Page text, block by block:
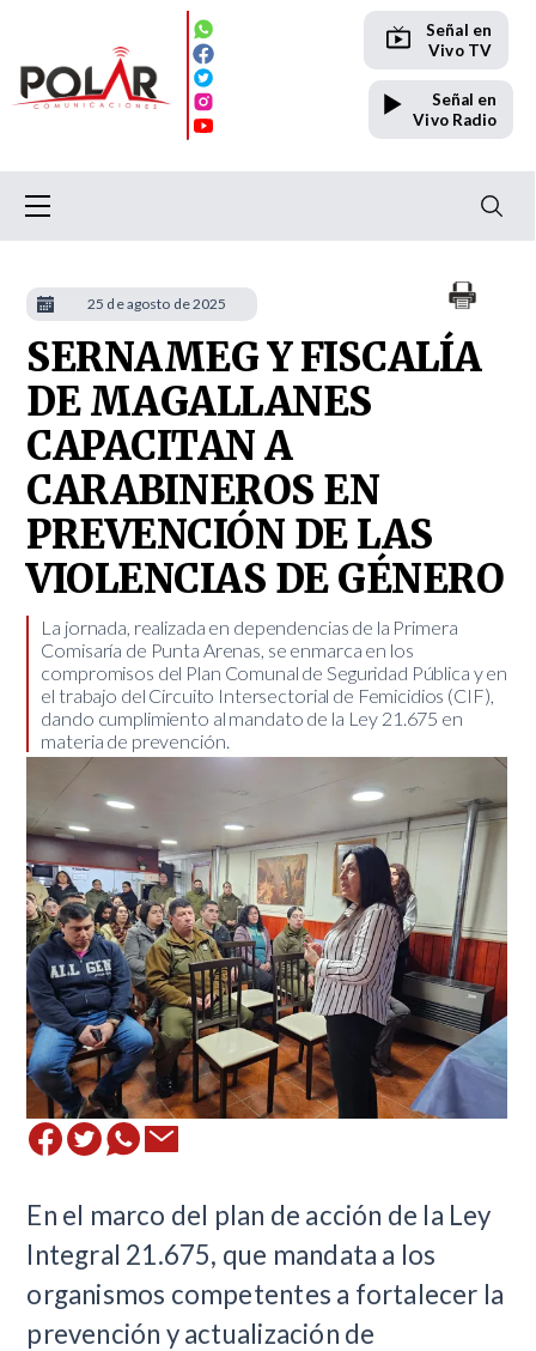
Señal en
Vivo TV
Señal en
Vivo Radio
SERNAMEG Y FISCALÍA
DE MAGALLANES
CAPACITAN A
CARABINEROS EN
PREVENCIÓN DE LAS
VIOLENCIAS DE GÉNERO
​La jornada, realizada en dependencias de la Primera
Comisaría de Punta Arenas, se enmarca en los
compromisos del Plan Comunal de Seguridad Pública y en
el trabajo del Circuito Intersectorial de Femicidios (CIF),
dando cumplimiento al mandato de la Ley 21.675 en
materia de prevención.
​En el marco del plan de acción de la Ley
Integral 21.675, que mandata a los
organismos competentes a fortalecer la
prevención y actualización de
25 de agosto de 2025